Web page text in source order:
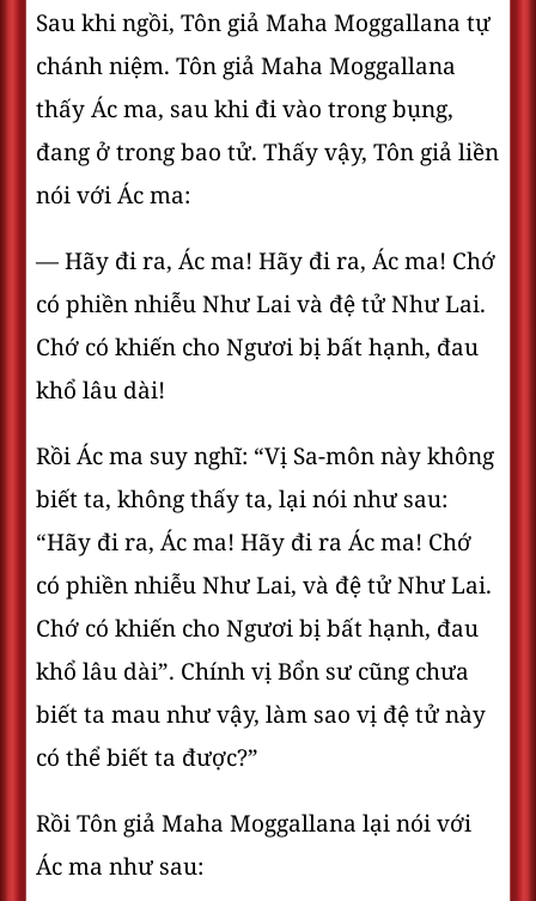
Sau khi ngồi, Tôn giả Maha Moggallana tự
chánh niệm. Tôn giả Maha Moggallana
thấy Ác ma, sau khi đi vào trong bụng,
đang ở trong bao tử. Thấy vậy, Tôn giả liền
nói với Ác ma:
— Hãy đi ra, Ác ma! Hãy đi ra, Ác ma! Chớ
có phiền nhiễu Như Lai và đệ tử Như Lai.
Chớ có khiến cho Ngươi bị bất hạnh, đau
khổ lâu dài!
Rồi Ác ma suy nghĩ: “Vị Sa-môn này không
biết ta, không thấy ta, lại nói như sau:
“Hãy đi ra, Ác ma! Hãy đi ra Ác ma! Chớ
có phiền nhiễu Như Lai, và đệ tử Như Lai.
Chớ có khiến cho Ngươi bị bất hạnh, đau
khổ lâu dài”. Chính vị Bổn sư cũng chưa
biết ta mau như vậy, làm sao vị đệ tử này
có thể biết ta được?”
Rồi Tôn giả Maha Moggallana lại nói với
Ác ma như sau: